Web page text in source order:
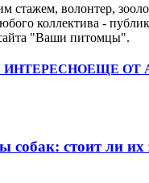
стажем, волонтер,
коллектива -
"Ваши питомцы".
ЕЩЕ ОТ
собак: стоит ли их